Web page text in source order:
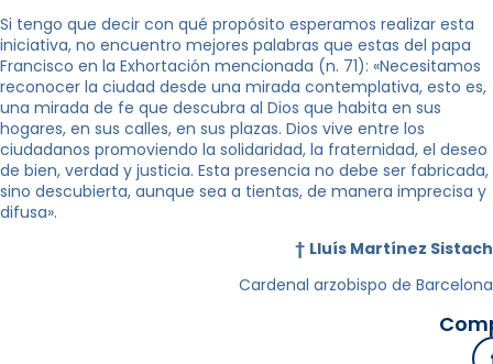
Si tengo que decir con qué propósito esperamos realizar esta
iniciativa, no encuentro mejores palabras que estas del papa
Francisco en la Exhortación mencionada (n. 71): «Necesitamos
reconocer la ciudad desde una mirada contemplativa, esto es,
una mirada de fe que descubra al Dios que habita en sus
hogares, en sus calles, en sus plazas. Dios vive entre los
ciudadanos promoviendo la solidaridad, la fraternidad, el deseo
de bien, verdad y justicia. Esta presencia no debe ser fabricada,
sino descubierta, aunque sea a tientas, de manera imprecisa y
difusa».
† Lluís Martínez Sistach
Cardenal arzobispo de Barcelona